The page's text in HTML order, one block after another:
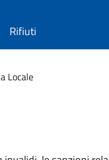
Rifiuti
Locale